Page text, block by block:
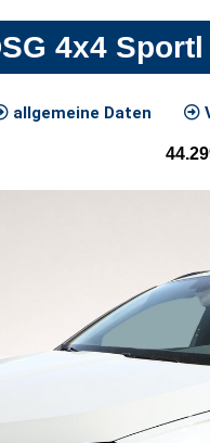
4x4
allgemeine Daten